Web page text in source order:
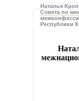
Наталья
Совета по
Республики